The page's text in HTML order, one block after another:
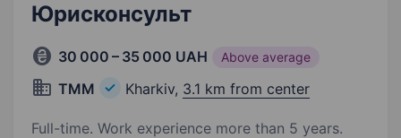
Юрисконсульт
30 000 – 35 000 UAH Above average
ТММ Kharkiv, 3.1 km from center
Full-time. Work experience more than 5 years.